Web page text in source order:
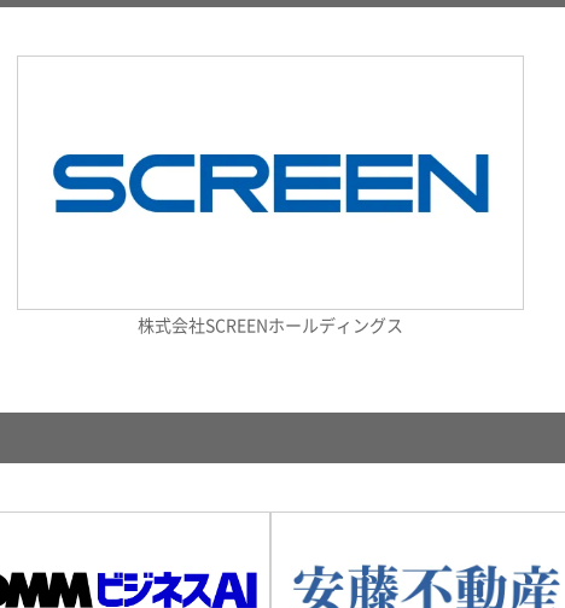
株式会社SCREENホールディングス